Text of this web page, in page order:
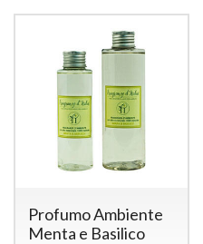
Profumo Ambiente
Menta e Basilico